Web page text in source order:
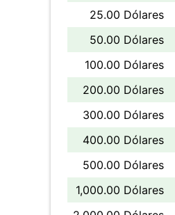
25.00 Dólares
50.00 Dólares
100.00 Dólares
200.00 Dólares
300.00 Dólares
400.00 Dólares
500.00 Dólares
1,000.00 Dólares